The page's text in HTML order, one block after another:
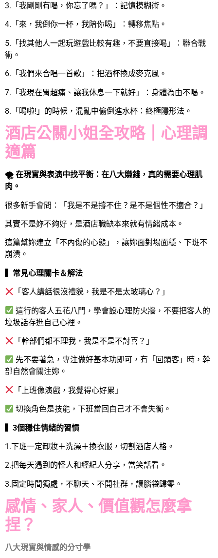
3.「我剛剛有喝，你忘了嗎？」：記憶模糊術。
4.「來，我倒你一杯，我陪你喝」：轉移焦點。
5.「找其他人一起玩遊戲比較有趣，不要直接喝」：聯合戰
術。
6.「我們來合唱一首歌」：把酒杯換成麥克風。
7.「我現在胃超痛、讓我休息一下就好」：身體為由不喝。
8.「喝啦!」的時候，混亂中偷倒進水杯：終極隱形法。
酒店公關小姐全攻略｜心理調
適篇
🌪 在現實與表演中找平衡：在八大賺錢，真的需要心理肌
肉。
很多新手會問：「我是不是撐不住？是不是個性不適合？」
其實不是妳不夠好，是酒店職缺本來就有情緒成本。
這篇幫妳建立「不內傷的心態」，讓妳面對場面穩、下班不
崩潰。
▍常見心理關卡＆解法
「客人講話很沒禮貌，我是不是太玻璃心？」
這行的客人五花八門，學會設心理防火牆，不要把客人的
垃圾話存進自己心裡。
「幹部們都不理我，我是不是不討喜？」
先不要著急，專注做好基本功即可，有「回頭客」時，幹
部自然會關注妳。
「上班像演戲，我覺得心好累」
切換角色是技能，下班當回自己才不會失衡。
▍3個穩住情緒的習慣
1.下班一定卸妝＋洗澡＋換衣服，切割酒店人格。
2.把每天遇到的怪人和經紀人分享，當笑話看。
3.固定時間獨處，不聊天、不開社群，讓腦袋歸零。
感情、家人、價值觀怎麼拿
捏？
八大現實與情感的分寸學